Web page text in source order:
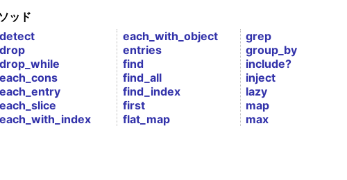
ッド
detect
drop
drop_while
each_cons
each_entry
each_slice
each_with_index
each_with_object
entries
find
find_all
find_index
first
flat_map
grep
group_by
include?
inject
lazy
map
max